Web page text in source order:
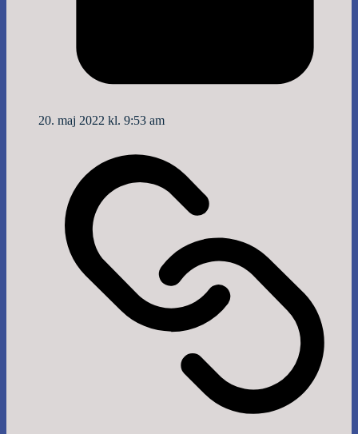
20. maj 2022 kl. 9:53 am